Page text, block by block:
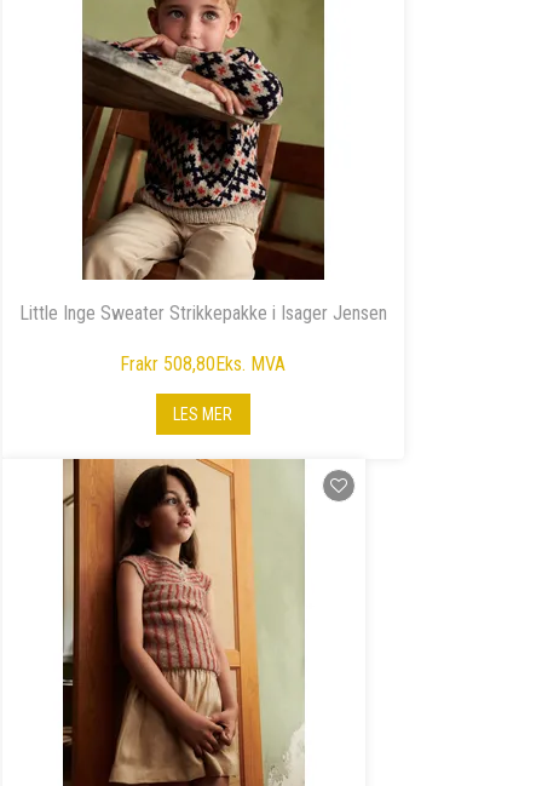
Little Inge Sweater Strikkepakke i Isager Jensen
Frakr 508,80Eks. MVA
LES MER